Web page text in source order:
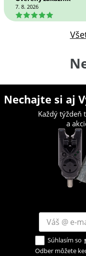
7. 8. 2026
5
Nechajte si aj
Každý týždeň
a
Súhlasím so
Odber môžete